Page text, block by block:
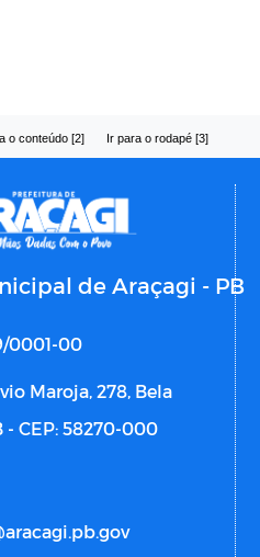
o conteúdo [2] Ir para o rodapé [3]
de Araçagi - PB
0001-00
Maroja, 278, Bela
- CEP: 58270-000